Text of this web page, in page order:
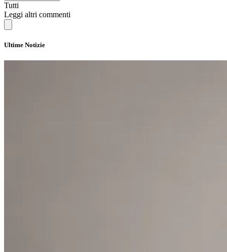
Tutti
Leggi altri commenti
Ultime Notizie